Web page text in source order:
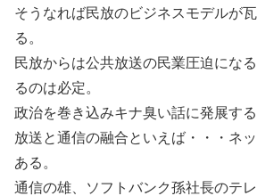
そうなれば民放のビジネスモデルが
る。
民放からは公共放送の民業圧迫にな
るのは必定。
政治を巻き込みキナ臭い話に発展す
放送と通信の融合といえば・・・ネ
ある。
通信の雄、ソフトバンク孫社長のテレ